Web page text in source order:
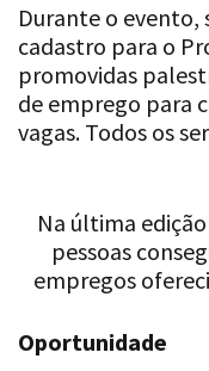
Durante o evento,
cadastro para o
promovidas
de emprego para
vagas. Todos os
Na última
pessoas
empregos
Oportunidade